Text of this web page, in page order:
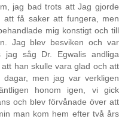
jag bad trots att Jag gjorde
få saker att fungera, men
mig konstigt och till
Jag blev besviken och var
såg Dr. Egwalis andliga
han skulle vara glad och att
men jag var verkligen
honom igen, vi gick
och blev förvånade över att
man kom hem efter två års